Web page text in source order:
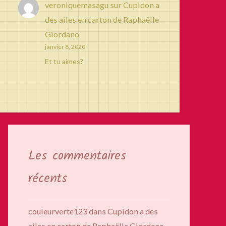
veroniquemasagu surCupidon a
des ailes en carton de Raphaëlle
Giordano
janvier 8, 2020
Et tu aimes?
Les commentaires
récents
couleurverte123dans Cupidon a des